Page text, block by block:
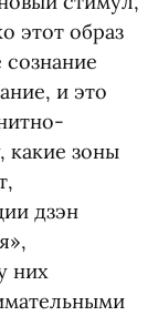
этот образ
и это
какие зоны
дзэн
них